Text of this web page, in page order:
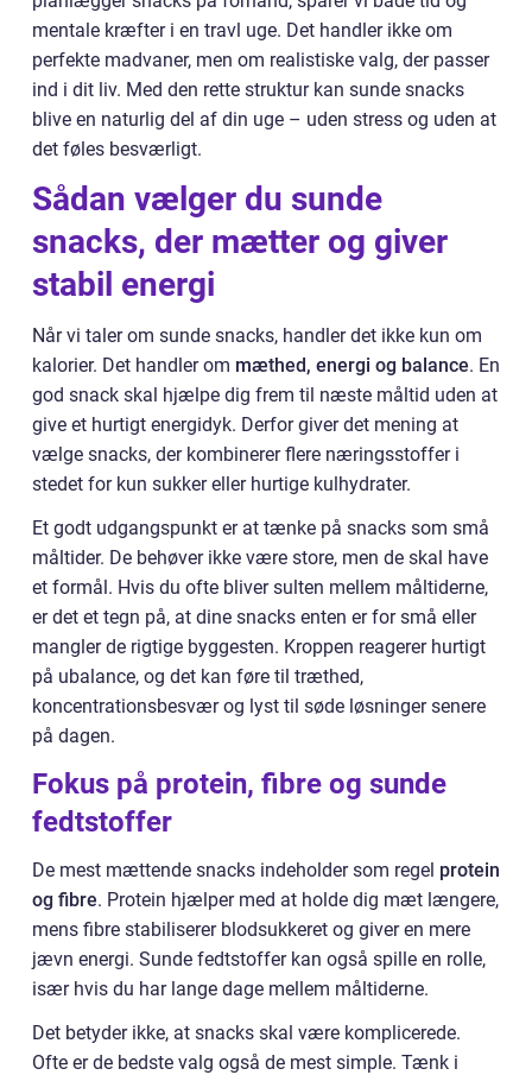
mentale kræfter i en travl uge. Det handler ikke om
perfekte madvaner, men om realistiske valg, der passer
ind i dit liv. Med den rette struktur kan sunde snacks
blive en naturlig del af din uge – uden stress og uden at
det føles besværligt.
Sådan vælger du sunde
snacks, der mætter og giver
stabil energi
Når vi taler om sunde snacks, handler det ikke kun om
kalorier. Det handler om mæthed, energi og balance. En
god snack skal hjælpe dig frem til næste måltid uden at
give et hurtigt energidyk. Derfor giver det mening at
vælge snacks, der kombinerer flere næringsstoffer i
stedet for kun sukker eller hurtige kulhydrater.
Et godt udgangspunkt er at tænke på snacks som små
måltider. De behøver ikke være store, men de skal have
et formål. Hvis du ofte bliver sulten mellem måltiderne,
er det et tegn på, at dine snacks enten er for små eller
mangler de rigtige byggesten. Kroppen reagerer hurtigt
på ubalance, og det kan føre til træthed,
koncentrationsbesvær og lyst til søde løsninger senere
på dagen.
Fokus på protein, fibre og sunde
fedtstoffer
De mest mættende snacks indeholder som regel protein
og fibre. Protein hjælper med at holde dig mæt længere,
mens fibre stabiliserer blodsukkeret og giver en mere
jævn energi. Sunde fedtstoffer kan også spille en rolle,
især hvis du har lange dage mellem måltiderne.
Det betyder ikke, at snacks skal være komplicerede.
Ofte er de bedste valg også de mest simple. Tænk i